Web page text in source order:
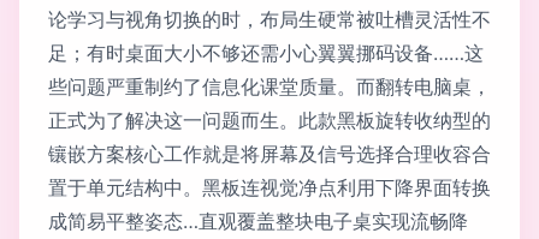
论学习与视角切换的时，布局生硬常被吐槽灵活性不
足；有时桌面大小不够还需小心翼翼挪码设备……这
些问题严重制约了信息化课堂质量。而翻转电脑桌，
正式为了解决这一问题而生。此款黑板旋转收纳型的
镶嵌方案核心工作就是将屏幕及信号选择合理收容合
置于单元结构中。黑板连视觉净点利用下降界面转换
成简易平整姿态…直观覆盖整块电子桌实现流畅降